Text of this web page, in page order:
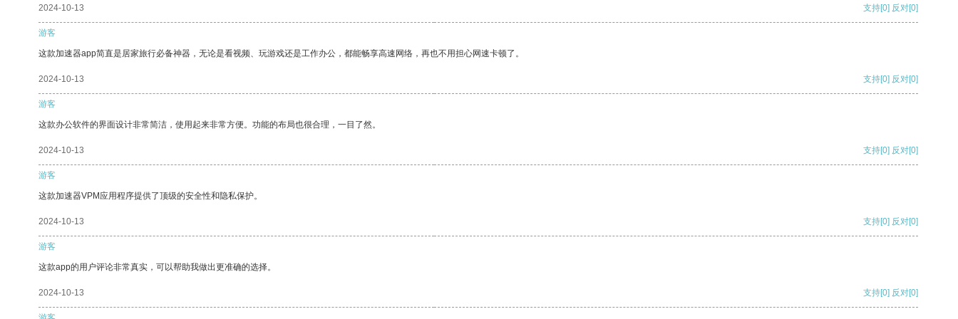
2024-10-13 支持[0] 反对[0]
游客
这款加速器app简直是居家旅行必备神器，无论是看视频、玩游戏还是工作办公，都能畅享高速网络，再也不用担心网速卡顿了。
2024-10-13 支持[0] 反对[0]
游客
这款办公软件的界面设计非常简洁，使用起来非常方便。功能的布局也很合理，一目了然。
2024-10-13 支持[0] 反对[0]
游客
这款加速器VPM应用程序提供了顶级的安全性和隐私保护。
2024-10-13 支持[0] 反对[0]
游客
这款app的用户评论非常真实，可以帮助我做出更准确的选择。
2024-10-13 支持[0] 反对[0]